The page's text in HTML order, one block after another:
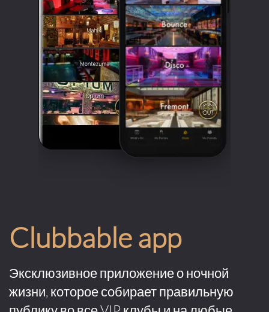
Clubbable app
Эксклюзивное приложение о ночной
жизни, которое собирает правильную